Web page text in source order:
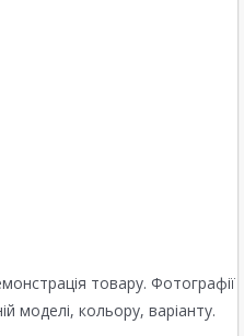
товару. Фотографії
моделі, кольору, варіанту.